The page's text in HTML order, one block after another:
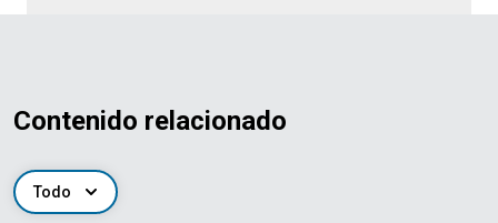
Contenido relacionado
Todo